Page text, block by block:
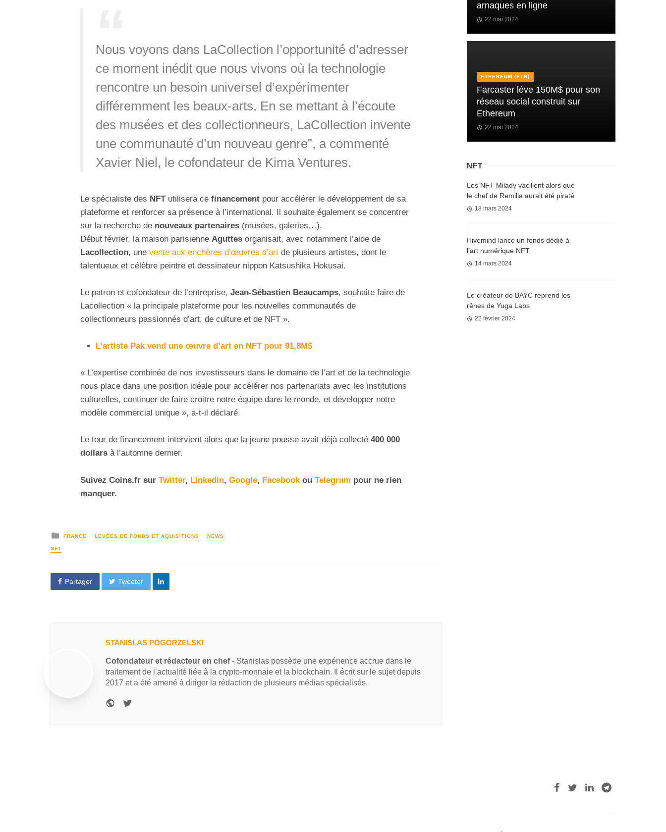
Nous voyons dans LaCollection l’opportunité d’adresser
ce moment inédit que nous vivons où la technologie
rencontre un besoin universel d’expérimenter
différemment les beaux-arts. En se mettant à l’écoute
des musées et des collectionneurs, LaCollection invente
une communauté d’un nouveau genre”, a commenté
Xavier Niel, le cofondateur de Kima Ventures.
Le spécialiste des NFT utilisera ce financement pour accélérer le développement de sa
plateforme et renforcer sa présence à l’international. Il souhaite également se concentrer
sur la recherche de nouveaux partenaires (musées, galeries…).
Début février, la maison parisienne Aguttes organisait, avec notamment l’aide de
Lacollection, une vente aux enchères d’œuvres d’art de plusieurs artistes, dont le
talentueux et célèbre peintre et dessinateur nippon Katsushika Hokusai.
Le patron et cofondateur de l’entreprise, Jean-Sébastien Beaucamps, souhaite faire de
Lacollection « la principale plateforme pour les nouvelles communautés de
collectionneurs passionnés d’art, de culture et de NFT ».
L’artiste Pak vend une œuvre d’art en NFT pour 91,8M$
« L’expertise combinée de nos investisseurs dans le domaine de l’art et de la technologie
nous place dans une position idéale pour accélérer nos partenariats avec les institutions
culturelles, continuer de faire croitre notre équipe dans le monde, et développer notre
modèle commercial unique », a-t-il déclaré.
Le tour de financement intervient alors que la jeune pousse avait déjà collecté 400 000
dollars à l’automne dernier.
Suivez Coins.fr sur Twitter, Linkedin, Google, Facebook ou Telegram pour ne rien
manquer.
FRANCE LEVÉES DE FONDS ET AQUISITIONS NEWS
NFT
Partager Tweeter
STANISLAS POGORZELSKI
Cofondateur et rédacteur en chef- Stanislas possède une expérience accrue dans le
traitement de l’actualité liée à la crypto-monnaie et la blockchain. Il écrit sur le sujet depuis
2017 et a été amené à diriger la rédaction de plusieurs médias spécialisés.
arnaques en ligne
22 mai 2024
ETHEREUM (ETH)
Farcaster lève 150M$ pour son
réseau social construit sur
Ethereum
22 mai 2024
NFT
Les NFT Milady vacillent alors que
le chef de Remilia aurait été piraté
18 mars 2024
Hivemind lance un fonds dédié à
l’art numérique NFT
14 mars 2024
Le créateur de BAYC reprend les
rênes de Yuga Labs
22 février 2024